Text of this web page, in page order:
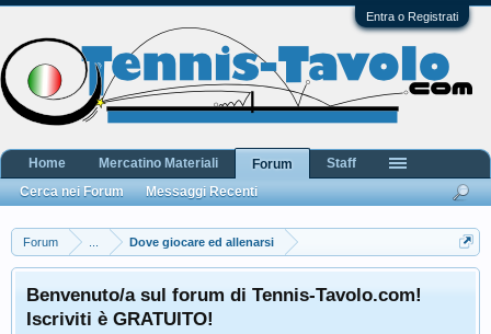
Entra o Registrati
Forum Dove giocare ed allenarsi
Benvenuto/a sul forum di Tennis-Tavolo.com!
Iscriviti è GRATUITO!
Home Mercatino Materiali
Forum
Cerca nei Forum
Messaggi Recenti
Staff